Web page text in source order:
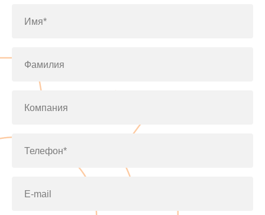
Имя*
Фамилия
Компания
Телефон*
E-mail